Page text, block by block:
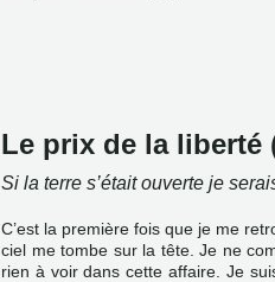
Le prix de la liberté
Si la terre s’était ouverte je
C’est la première fois que je me
ciel me tombe sur la tête. Je ne
rien à voir dans cette affaire. Je